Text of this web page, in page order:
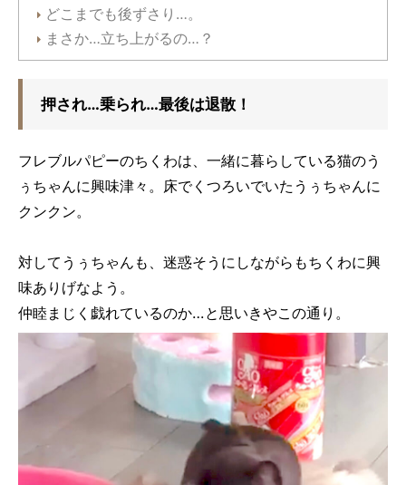
どこまでも後ずさり…。
まさか…立ち上がるの…？
押され…乗られ…最後は退散！
フレブルパピーのちくわは、一緒に暮らしている猫のう
ぅちゃんに興味津々。床でくつろいでいたうぅちゃんに
クンクン。
対してうぅちゃんも、迷惑そうにしながらもちくわに興
味ありげなよう。
仲睦まじく戯れているのか…と思いきやこの通り。